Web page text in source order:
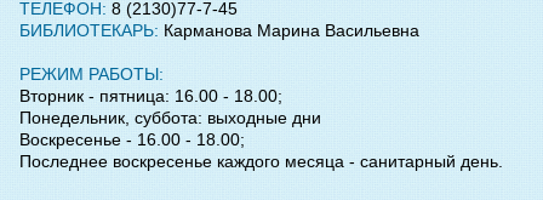
ТЕЛЕФОН: 8 (2130)77-7-45
БИБЛИОТЕКАРЬ: Карманова Марина Васильевна
РЕЖИМ РАБОТЫ:
Вторник - пятница: 16.00 - 18.00;
Понедельник, суббота: выходные дни
Воскресенье - 16.00 - 18.00;
Последнее воскресенье каждого месяца - санитарный день.